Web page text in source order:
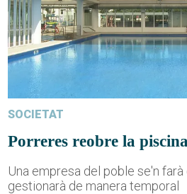
SOCIETAT
Porreres reobre la
Una empresa del poble se'n
gestionarà de manera temporal